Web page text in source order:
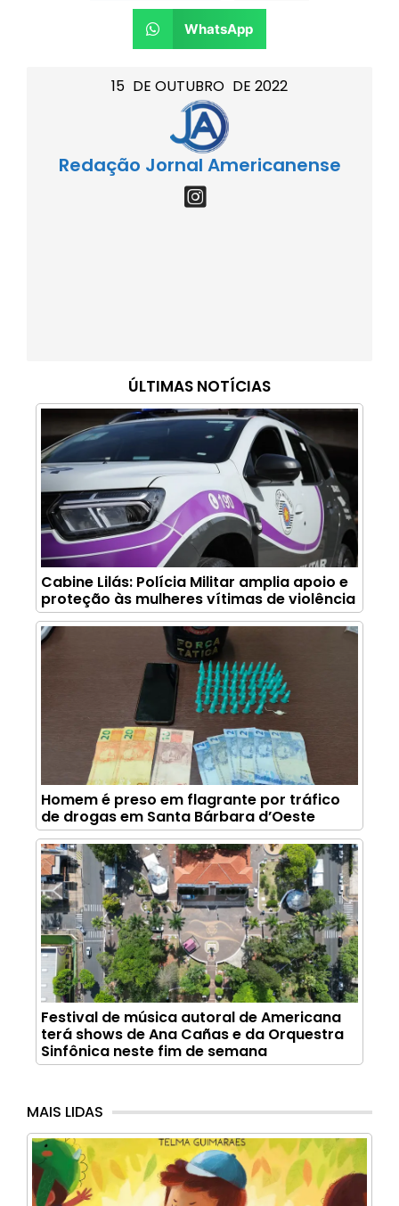
15 DE OUTUBRO DE 2022
Redação Jornal Americanense
ÚLTIMAS NOTÍCIAS
Cabine Lilás: Polícia Militar amplia apoio e
proteção às mulheres vítimas de violência
Homem é preso em flagrante por tráfico
de drogas em Santa Bárbara d’Oeste
Festival de música autoral de Americana
terá shows de Ana Cañas e da Orquestra
Sinfônica neste fim de semana
WhatsApp
MAIS LIDAS